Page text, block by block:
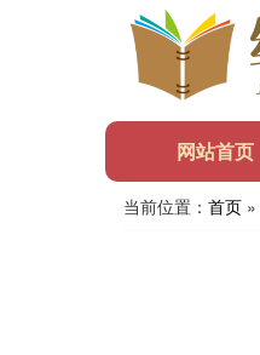
网站首页
当前位置： 首页 »